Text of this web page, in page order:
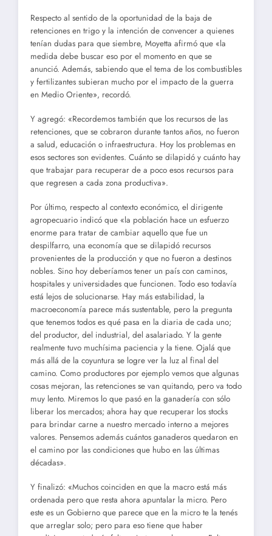
Respecto al sentido de la oportunidad de la baja de
retenciones en trigo y la intención de convencer a quienes
tenían dudas para que siembre, Moyetta afirmó que «la
medida debe buscar eso por el momento en que se
anunció. Además, sabiendo que el tema de los combustibles
y fertilizantes subieran mucho por el impacto de la guerra
en Medio Oriente», recordó.
Y agregó: «Recordemos también que los recursos de las
retenciones, que se cobraron durante tantos años, no fueron
a salud, educación o infraestructura. Hoy los problemas en
esos sectores son evidentes. Cuánto se dilapidó y cuánto hay
que trabajar para recuperar de a poco esos recursos para
que regresen a cada zona productiva».
Por último, respecto al contexto económico, el dirigente
agropecuario indicó que «la población hace un esfuerzo
enorme para tratar de cambiar aquello que fue un
despilfarro, una economía que se dilapidó recursos
provenientes de la producción y que no fueron a destinos
nobles. Sino hoy deberíamos tener un país con caminos,
hospitales y universidades que funcionen. Todo eso todavía
está lejos de solucionarse. Hay más estabilidad, la
macroeconomía parece más sustentable, pero la pregunta
que tenemos todos es qué pasa en la diaria de cada uno;
del productor, del industrial, del asalariado. Y la gente
realmente tuvo muchísima paciencia y la tiene. Ojalá que
más allá de la coyuntura se logre ver la luz al final del
camino. Como productores por ejemplo vemos que algunas
cosas mejoran, las retenciones se van quitando, pero va todo
muy lento. Miremos lo que pasó en la ganadería con sólo
liberar los mercados; ahora hay que recuperar los stocks
para brindar carne a nuestro mercado interno a mejores
valores. Pensemos además cuántos ganaderos quedaron en
el camino por las condiciones que hubo en las últimas
décadas».
Y finalizó: «Muchos coinciden en que la macro está más
ordenada pero que resta ahora apuntalar la micro. Pero
este es un Gobierno que parece que en la micro te la tenés
que arreglar solo; pero para eso tiene que haber